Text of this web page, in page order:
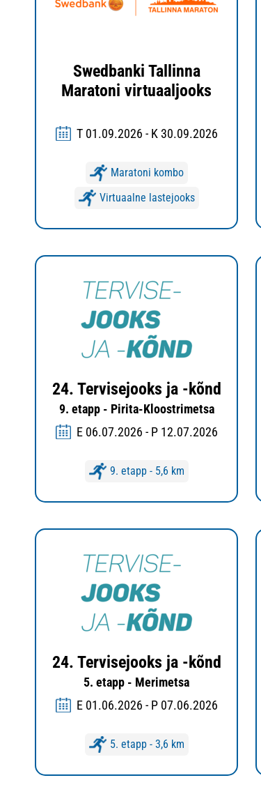
Swedbanki Tallinna
Maratoni virtuaaljooks
T 01.09.2026 - K 30.09.2026
Maratoni kombo
Virtuaalne lastejooks
24. Tervisejooks ja -kõnd
9. etapp - Pirita-Kloostrimetsa
E 06.07.2026 - P 12.07.2026
9. etapp - 5,6 km
24. Tervisejooks ja -kõnd
5. etapp - Merimetsa
E 01.06.2026 - P 07.06.2026
5. etapp - 3,6 km